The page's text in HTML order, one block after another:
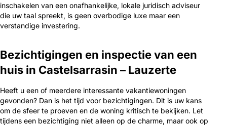
inschakelen van een onafhankelijke, lokale juridisch adviseur
die uw taal spreekt, is geen overbodige luxe maar een
verstandige investering.
Bezichtigingen en inspectie van een
huis in Castelsarrasin – Lauzerte
Heeft u een of meerdere interessante vakantiewoningen
gevonden? Dan is het tijd voor bezichtigingen. Dit is uw kans
om de sfeer te proeven en de woning kritisch te bekijken. Let
tijdens een bezichtiging niet alleen op de charme, maar ook op